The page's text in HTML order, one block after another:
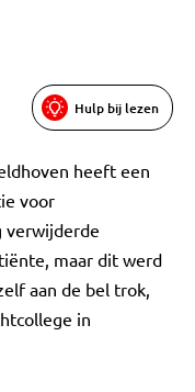
Hulp bij lezen
heeft een
voor
verwijderde
maar dit werd
aan de bel trok,
in